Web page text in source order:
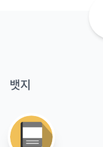
뱃지